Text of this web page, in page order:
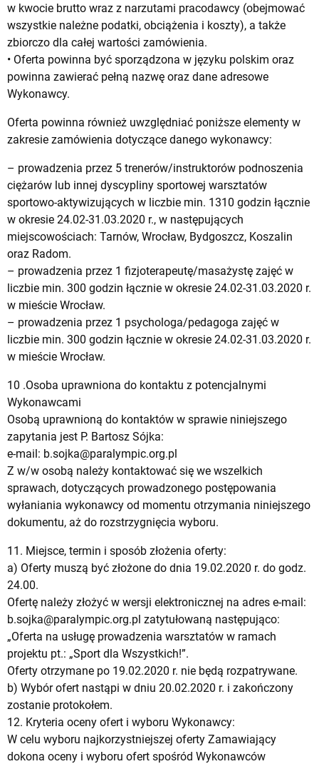
w kwocie brutto wraz z narzutami pracodawcy (obejmować
wszystkie należne podatki, obciążenia i koszty), a także
zbiorczo dla całej wartości zamówienia.
• Oferta powinna być sporządzona w języku polskim oraz
powinna zawierać pełną nazwę oraz dane adresowe
Wykonawcy.
Oferta powinna również uwzględniać poniższe elementy w
zakresie zamówienia dotyczące danego wykonawcy:
– prowadzenia przez 5 trenerów/instruktorów podnoszenia
ciężarów lub innej dyscypliny sportowej warsztatów
sportowo-aktywizujących w liczbie min. 1310 godzin łącznie
w okresie 24.02-31.03.2020 r., w następujących
miejscowościach: Tarnów, Wrocław, Bydgoszcz, Koszalin
oraz Radom.
– prowadzenia przez 1 fizjoterapeutę/masażystę zajęć w
liczbie min. 300 godzin łącznie w okresie 24.02-31.03.2020 r.
w mieście Wrocław.
– prowadzenia przez 1 psychologa/pedagoga zajęć w
liczbie min. 300 godzin łącznie w okresie 24.02-31.03.2020 r.
w mieście Wrocław.
10 .Osoba uprawniona do kontaktu z potencjalnymi
Wykonawcami
Osobą uprawnioną do kontaktów w sprawie niniejszego
zapytania jest P. Bartosz Sójka:
e-mail: b.sojka@paralympic.org.pl
Z w/w osobą należy kontaktować się we wszelkich
sprawach, dotyczących prowadzonego postępowania
wyłaniania wykonawcy od momentu otrzymania niniejszego
dokumentu, aż do rozstrzygnięcia wyboru.
11. Miejsce, termin i sposób złożenia oferty:
a) Oferty muszą być złożone do dnia 19.02.2020 r. do godz.
24.00.
Ofertę należy złożyć w wersji elektronicznej na adres e-mail:
b.sojka@paralympic.org.pl zatytułowaną następująco:
„Oferta na usługę prowadzenia warsztatów w ramach
projektu pt.: „Sport dla Wszystkich!”.
Oferty otrzymane po 19.02.2020 r. nie będą rozpatrywane.
b) Wybór ofert nastąpi w dniu 20.02.2020 r. i zakończony
zostanie protokołem.
12. Kryteria oceny ofert i wyboru Wykonawcy:
W celu wyboru najkorzystniejszej oferty Zamawiający
dokona oceny i wyboru ofert spośród Wykonawców